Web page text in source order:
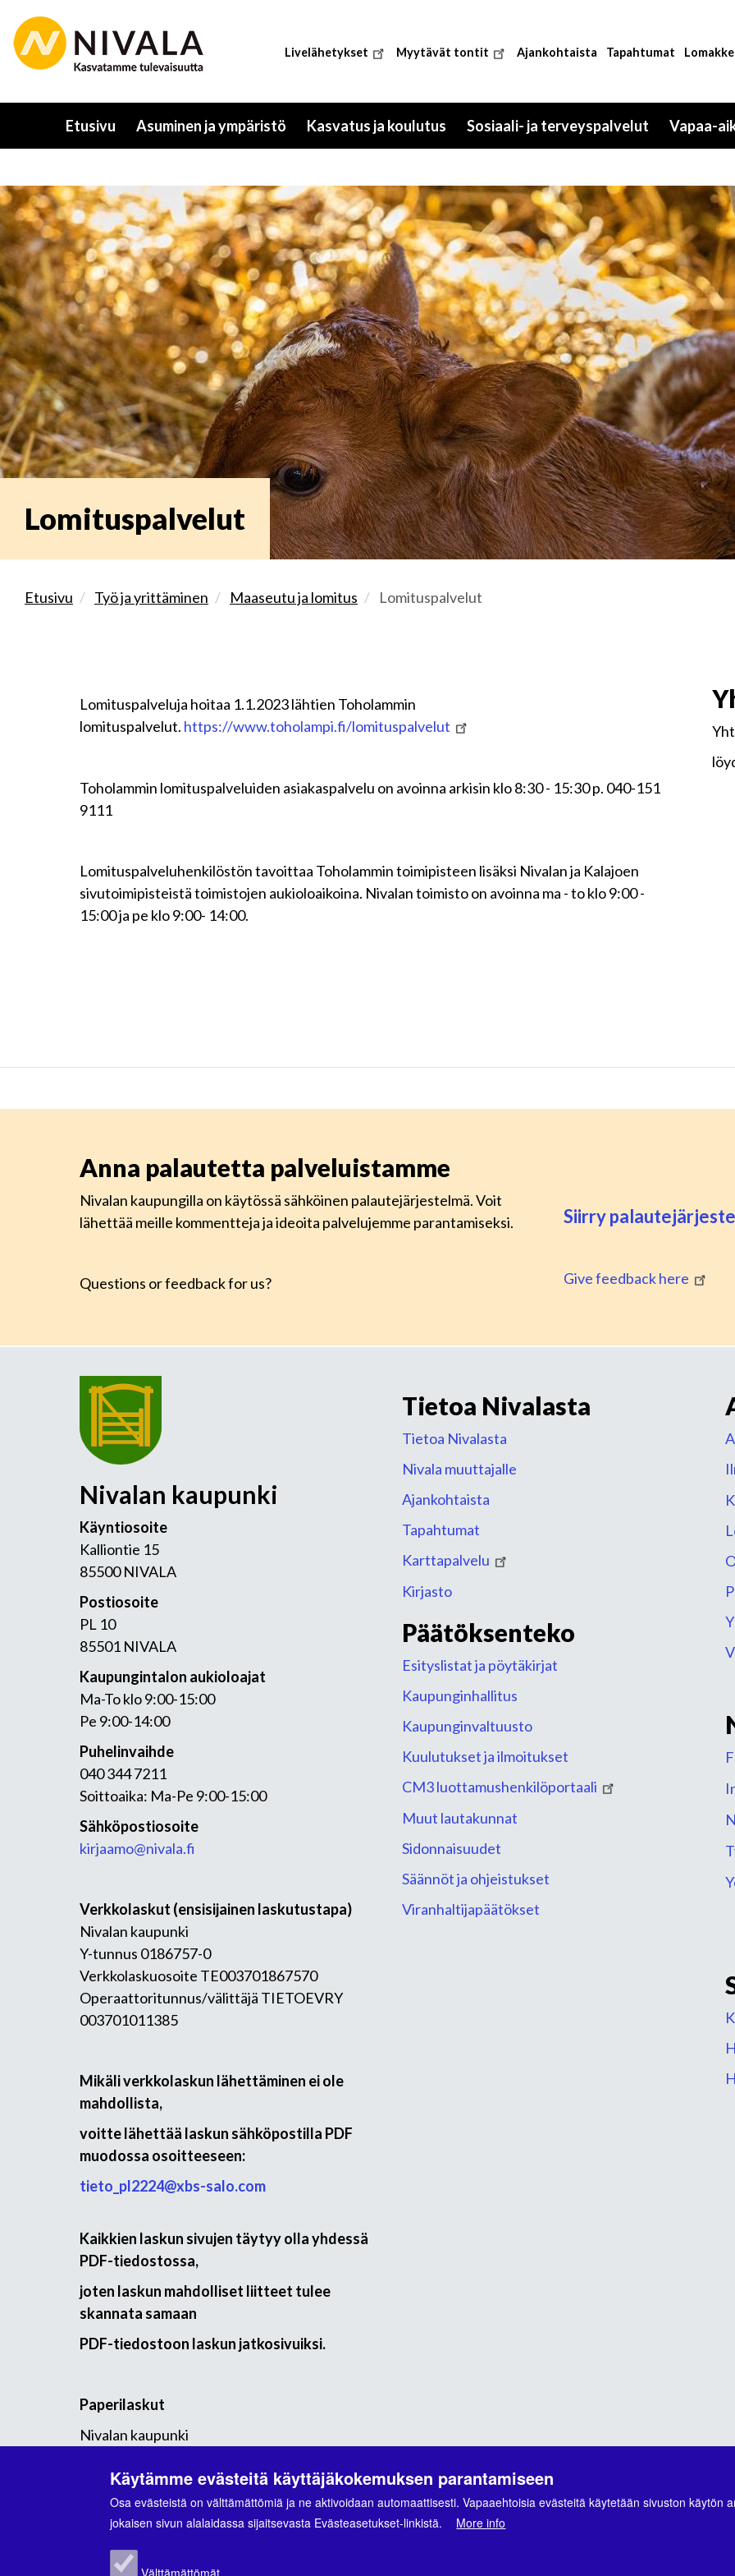
pääsisältöön
Livelähetykset Myytävät tontit Ajankohtaista Tapahtumat
Etusivu Asuminen ja ympäristö
Toggle
Kasvatus ja koulutus
Toggle
Sosiaali- ja terveyspalvelut
Toggle
Vapaa-
Lomituspalvelut
Etusivu Työ ja yrittäminen Maaseutu ja lomitus Lomituspalvelut
Lomituspalveluja hoitaa 1.1.2023 lähtien Toholammin
lomituspalvelut. https://www.toholampi.fi/lomituspalvelut
Toholammin lomituspalveluiden asiakaspalvelu on avoinna arkisin klo 8:30 - 15:30 p. 040-151
9111
Lomituspalveluhenkilöstön tavoittaa Toholammin toimipisteen lisäksi Nivalan ja Kalajoen
sivutoimipisteistä toimistojen aukioloaikoina. Nivalan toimisto on avoinna ma - to klo 9:00 -
15:00 ja pe klo 9:00- 14:00.
Anna palautetta palveluistamme
Nivalan kaupungilla on käytössä sähköinen palautejärjestelmä. Voit
lähettää meille kommentteja ja ideoita palvelujemme parantamiseksi.
Questions or feedback for us?
Siirry
Give feedback here
Nivalan kaupunki
Käyntiosoite
Kalliontie 15
85500 NIVALA
Postiosoite
PL 10
85501 NIVALA
Kaupungintalon aukioloajat
Ma-To klo 9:00-15:00
Pe 9:00-14:00
Puhelinvaihde
040 344 7211
Soittoaika: Ma-Pe 9:00-15:00
Sähköpostiosoite
kirjaamo@nivala.fi
Verkkolaskut (ensisijainen laskutustapa)
Nivalan kaupunki
Y-tunnus 0186757-0
Verkkolaskuosoite TE003701867570
Operaattoritunnus/välittäjä TIETOEVRY
003701011385
Mikäli verkkolaskun lähettäminen ei ole
mahdollista,
voitte lähettää laskun sähköpostilla PDF
muodossa osoitteeseen:
tieto_pl2224@xbs-salo.com
Kaikkien laskun sivujen täytyy olla yhdessä
PDF-tiedostossa,
joten laskun mahdolliset liitteet tulee
skannata samaan
PDF-tiedostoon laskun jatkosivuiksi.
Paperilaskut
Nivalan kaupunki
02066 DOCUSCAN
Tietoa Nivalasta
Tietoa Nivalasta
Nivala muuttajalle
Ajankohtaista
Tapahtumat
Karttapalvelu
Kirjasto
Päätöksenteko
Esityslistat ja pöytäkirjat
Kaupunginhallitus
Kaupunginvaltuusto
Kuulutukset ja ilmoitukset
CM3 luottamushenkilöportaali
Muut lautakunnat
Sidonnaisuudet
Säännöt ja ohjeistukset
Viranhaltijapäätökset
Käytämme evästeitä käyttäjäkokemuksen parantamiseen
Osa evästeistä on välttämättömiä ja ne aktivoidaan automaattisesti. Vapaaehtoisia evästeitä käytetään sivuston käytön
jokaisen sivun alalaidassa sijaitsevasta Evästeasetukset-linkistä.
More info
Välttämättömät